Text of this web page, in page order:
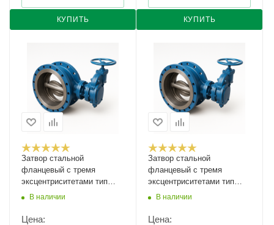
КУПИТЬ КУПИТЬ
Затвор стальной
фланцевый c тремя
эксцентриситетами тип
027F Ду-100 Ру-25
В наличии
Цена:
Затвор стальной
фланцевый c тремя
эксцентриситетами тип
027F Ду-100 Ру-40
В наличии
Цена: